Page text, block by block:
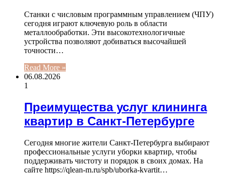
Станки с числовым программным управлением (ЧПУ)
сегодня играют ключевую роль в области
металлообработки. Эти высокотехнологичные
устройства позволяют добиваться высочайшей
точности…
Read More »
06.08.2026
1
Преимущества услуг клининга
квартир в Санкт-Петербурге
Сегодня многие жители Санкт-Петербурга выбирают
профессиональные услуги уборки квартир, чтобы
поддерживать чистоту и порядок в своих домах. На
сайте https://qlean-m.ru/spb/uborka-kvartit…